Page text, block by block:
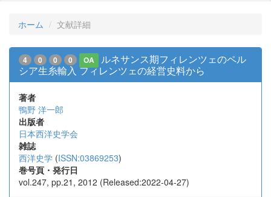
ホーム 文献詳細
4 0 0 0 OA
ルネサンス期フィレンツェのペル
シア生糸輸入 フィレンツェの経営史料から
著者
鴨野 洋一郎
出版者
日本西洋史学会
雑誌
西洋史学 (ISSN:03869253)
巻号頁・発行日
vol.247, pp.21, 2012 (Released:2022-04-27)